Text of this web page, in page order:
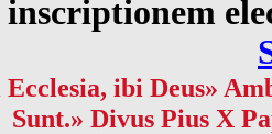
inscriptionem
ibi Deus»
Sunt.» Divus Pius X